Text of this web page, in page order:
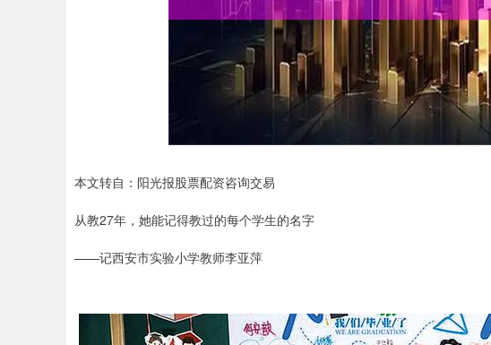
本文转自：阳光报股票配资咨询交易
从教27年，她能记得教过的每个学生的名字
——记西安市实验小学教师李亚萍